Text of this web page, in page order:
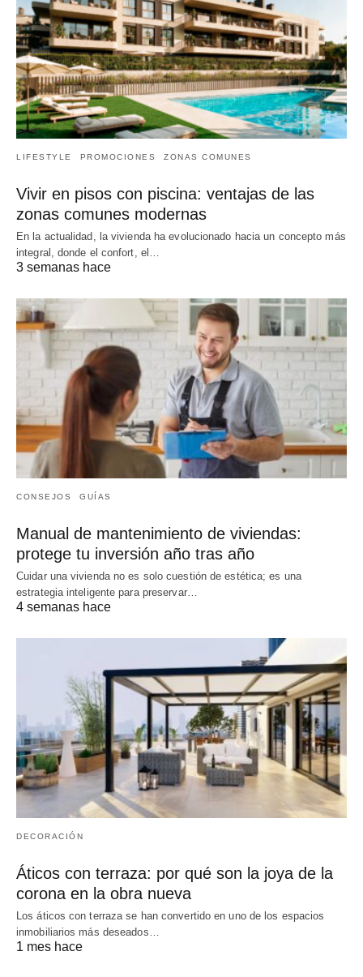
LIFESTYLE PROMOCIONES ZONAS COMUNES
Vivir en pisos con piscina: ventajas de las
zonas comunes modernas
En la actualidad, la vivienda ha evolucionado hacia un concepto más
integral, donde el confort, el…
3 semanas hace
CONSEJOS GUÍAS
Manual de mantenimiento de viviendas:
protege tu inversión año tras año
Cuidar una vivienda no es solo cuestión de estética; es una
estrategia inteligente para preservar…
4 semanas hace
DECORACIÓN
Áticos con terraza: por qué son la joya de la
corona en la obra nueva
Los áticos con terraza se han convertido en uno de los espacios
inmobiliarios más deseados…
1 mes hace